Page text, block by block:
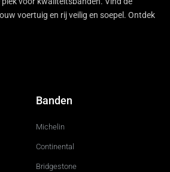
voertuig en rij veilig en soepel. Ontdek
Banden
Michelin
Continental
Bridgestone